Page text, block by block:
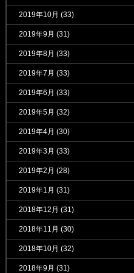
2019年10月 (33)
2019年9月 (31)
2019年8月 (33)
2019年7月 (33)
2019年6月 (33)
2019年5月 (32)
2019年4月 (30)
2019年3月 (33)
2019年2月 (28)
2019年1月 (31)
2018年12月 (31)
2018年11月 (30)
2018年10月 (32)
2018年9月 (31)